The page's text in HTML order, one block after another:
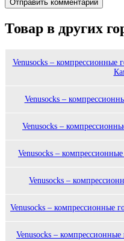
Товар в других
Venusocks – компрессионные
Venusocks –
Venusocks –
Venusocks –
Venusocks –
Venusocks – компрессионные
Venusocks –